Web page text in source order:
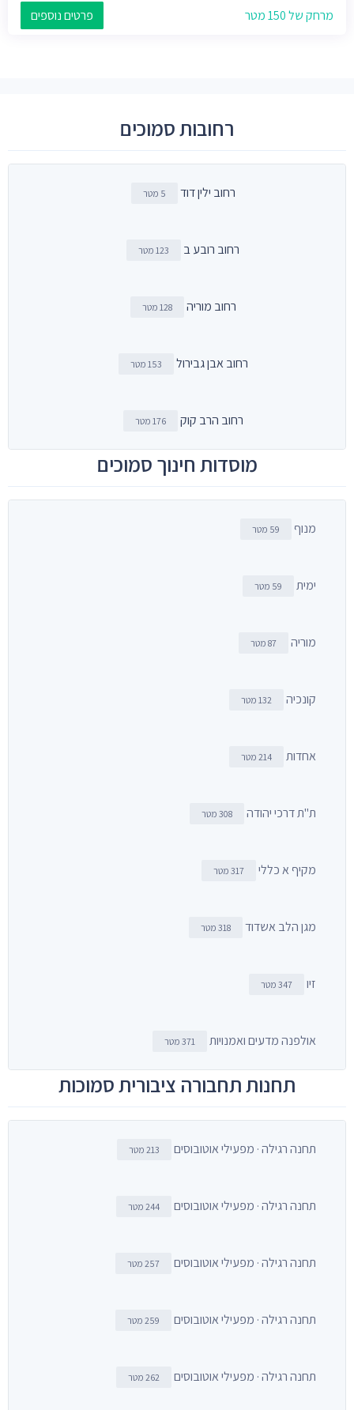
מרחק של 150 מטר פרטים נוספים
רחובות סמוכים
רחוב ילין דוד 5 מטר
רחוב רובע ב 123 מטר
רחוב מוריה 128 מטר
רחוב אבן גבירול 153 מטר
רחוב הרב קוק 176 מטר
מוסדות חינוך סמוכים
מנוף 59 מטר
ימית 59 מטר
מוריה 87 מטר
קונכיה 132 מטר
אחדות 214 מטר
ת"ת דרכי יהודה 308 מטר
מקיף א כללי 317 מטר
מגן הלב אשדוד 318 מטר
זיו 347 מטר
אולפנה מדעים ואמנויות 371 מטר
תחנות תחבורה ציבורית סמוכות
תחנה רגילה · מפעילי אוטובוסים 213 מטר
תחנה רגילה · מפעילי אוטובוסים 244 מטר
תחנה רגילה · מפעילי אוטובוסים 257 מטר
תחנה רגילה · מפעילי אוטובוסים 259 מטר
תחנה רגילה · מפעילי אוטובוסים 262 מטר